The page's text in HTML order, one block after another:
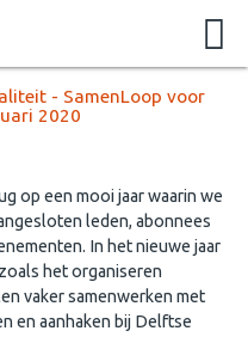
- SamenLoop voor
2020
op een mooi jaar waarin we
leden, abonnees
In het nieuwe jaar
het organiseren
vaker samenwerken met
en aanhaken bij Delftse